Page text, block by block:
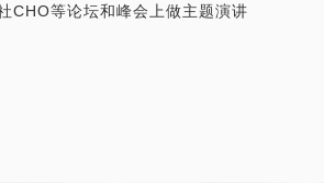
CHO等论坛和峰会上做主题演讲